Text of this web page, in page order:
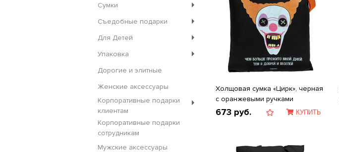
Сумки
Съедобные подарки
Для Детей
Упаковка
Дорогие и элитные
Женские аксессуары
Корпоративные подарки
клиентам
Корпоративные подарки
сотрудникам
Мужские аксессуары
Холщовая сумка «Цирк», черная
с оранжевыми ручками
673 руб. КУПИТЬ